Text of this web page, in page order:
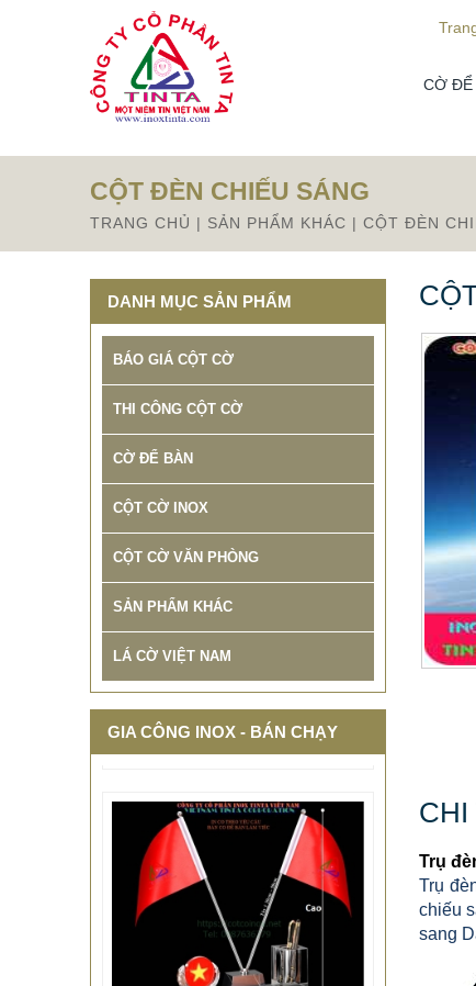
CỜ ĐỂ
Từ mục này trở xuống là mã nguồn Zalo
CỘT ĐÈN CHIẾU SÁNG
TRANG CHỦ | SẢN PHẨM KHÁC | CỘT ĐÈN
CHI
Trụ
Trụ
chiếu
sang
DANH MỤC SẢN PHẨM
BÁO GIÁ CỘT CỜ
THI CÔNG CỘT CỜ
CỜ ĐỂ BÀN
CỘT CỜ INOX
CỘT CỜ VĂN PHÒNG
SẢN PHẨM KHÁC
LÁ CỜ VIỆT NAM
GIA CÔNG INOX - BÁN CHẠY
THIẾT KẾ THI CÔNG CỘT CỜ
QUẢNG TRƯỜNG INOX BẢO
Mẫu: CỘT CỜ INOX NGOÀI TRỜI